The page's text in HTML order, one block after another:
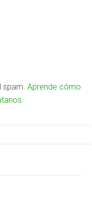
spam. Aprende cómo